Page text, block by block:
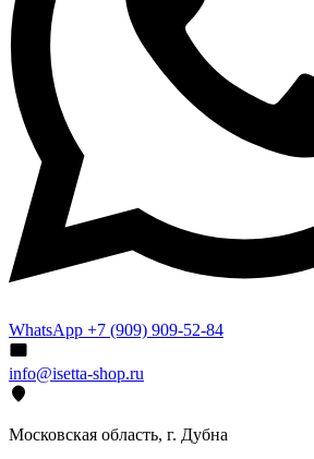
WhatsApp +7 (909) 909-52-84
info@isetta-shop.ru
Московская область, г. Дубна